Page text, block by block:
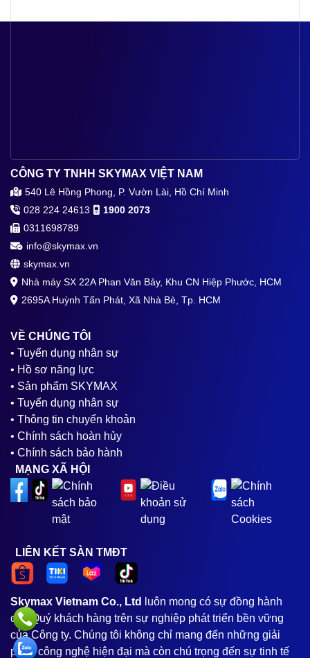
CÔNG TY TNHH SKYMAX VIỆT NAM
540 Lê Hồng Phong, P. Vườn Lài, Hồ Chí Minh
028 224 24613
1900 2073
0311698789
info@skymax.vn
skymax.vn
Nhà máy SX 22A Phan Văn Bảy, Khu CN Hiệp Phước, HCM
2695A Huỳnh Tấn Phát, Xã Nhà Bè, Tp. HCM
VỀ CHÚNG TÔI
• Tuyển dụng nhân sự
• Hồ sơ năng lực
• Sản phẩm SKYMAX
• Tuyển dụng nhân sự
• Thông tin chuyển khoản
• Chính sách hoàn hủy
• Chính sách bảo hành
MẠNG XÃ HỘI
LIÊN KẾT SÀN TMĐT
Skymax Vietnam Co., Ltd
luôn mong có sự đồng hành
của Quý khách hàng trên sự nghiệp phát triển bền vững
của Công ty. Chúng tôi không chỉ mang đến những giải
pháp công nghệ hiện đại mà còn chú trọng đến sự tinh tế